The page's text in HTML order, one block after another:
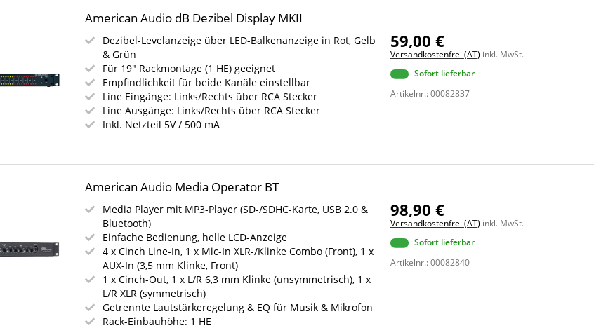
American Audio dB Dezibel Display MKII
Dezibel-Levelanzeige über LED-Balkenanzeige in Rot, Gelb
& Grün
Für 19" Rackmontage (1 HE) geeignet
Empfindlichkeit für beide Kanäle einstellbar
Line Eingänge: Links/Rechts über RCA Stecker
Line Ausgänge: Links/Rechts über RCA Stecker
Inkl. Netzteil 5V / 500 mA
59,00 €
Versandkostenfrei (AT) inkl. MwSt.
Sofort lieferbar
Artikelnr.: 00082837
American Audio Media Operator BT
Media Player mit MP3-Player (SD-/SDHC-Karte, USB 2.0 &
Bluetooth)
Einfache Bedienung, helle LCD-Anzeige
4 x Cinch Line-In, 1 x Mic-In XLR-/Klinke Combo (Front), 1 x
AUX-In (3,5 mm Klinke, Front)
1 x Cinch-Out, 1 x L/R 6,3 mm Klinke (unsymmetrisch), 1 x
L/R XLR (symmetrisch)
Getrennte Lautstärkeregelung & EQ für Musik & Mikrofon
Rack-Einbauhöhe: 1 HE
98,90 €
Versandkostenfrei (AT) inkl. MwSt.
Sofort lieferbar
Artikelnr.: 00082840